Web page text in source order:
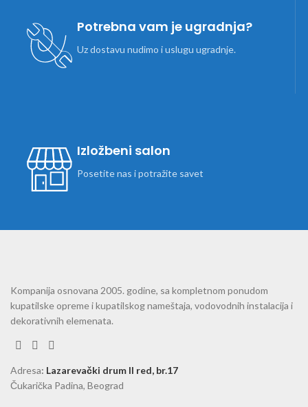
Potrebna vam je ugradnja?
Uz dostavu nudimo i uslugu ugradnje.
Izložbeni salon
Posetite nas i potražite savet
Kompanija osnovana 2005. godine, sa kompletnom ponudom
kupatilske opreme i kupatilskog nameštaja, vodovodnih instalacija i
dekorativnih elemenata.
Adresa: Lazarevački drum II red, br.17
Čukarička Padina, Beograd